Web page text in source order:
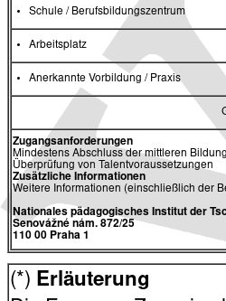
Schule / Berufsbildungszentrum
Arbeitsplatz
Anerkannte Vorbildung / Praxis
Zugangsanforderungen
Mindestens Abschluss der mittleren
Überprüfung von Talentvoraussetzungen
Zusätzliche Informationen
Weitere Informationen (einschließlich der
Nationales pädagogisches Institut der
Senovážné nám. 872/25
110 00 Praha 1
(*) Erläuterung